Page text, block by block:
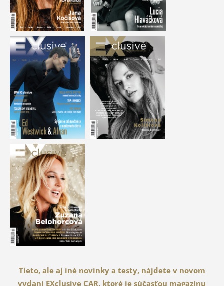
Tieto, ale aj iné novinky a testy, nájdete v novom
vydaní EXclusive CAR, ktoré je súčasťou magazínu